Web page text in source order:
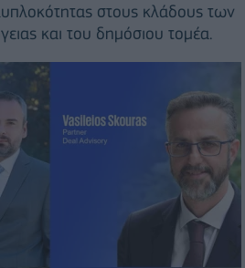
στους κλάδους των
και του δημόσιου τομέα.